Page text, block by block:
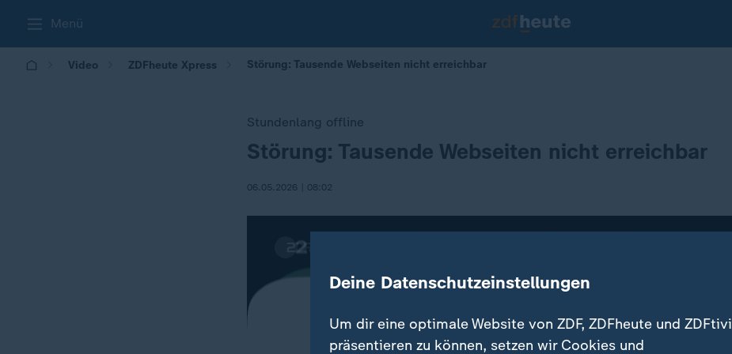
Menü
Video ZDFheute Xpress Störung: Tausende Webseiten nicht erreichbar
Stundenlang offline
:
Störung: Tausende Webseiten nicht erreichbar
06.05.2026 | 08:02
Deine Datenschutzeinstellungen
Um dir eine optimale Website von ZDF, ZDFheute und ZDFtivi
präsentieren zu können, setzen wir Cookies und